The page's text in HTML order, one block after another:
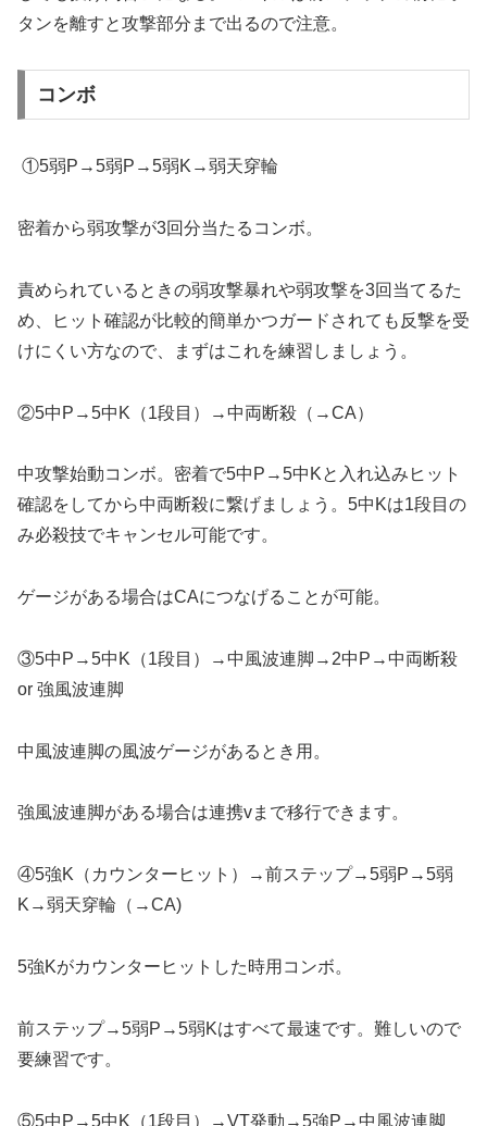
タンを離すと攻撃部分まで出るので注意。
コンボ
①5弱P→5弱P→5弱K→弱天穿輪
密着から弱攻撃が3回分当たるコンボ。
責められているときの弱攻撃暴れや弱攻撃を3回当てるた
め、ヒット確認が比較的簡単かつガードされても反撃を受
けにくい方なので、まずはこれを練習しましょう。
②5中P→5中K（1段目）→中両断殺（→CA）
中攻撃始動コンボ。密着で5中P→5中Kと入れ込みヒット
確認をしてから中両断殺に繋げましょう。5中Kは1段目の
み必殺技でキャンセル可能です。
ゲージがある場合はCAにつなげることが可能。
③5中P→5中K（1段目）→中風波連脚→2中P→中両断殺
or 強風波連脚
中風波連脚の風波ゲージがあるとき用。
強風波連脚がある場合は連携vまで移行できます。
④5強K（カウンターヒット）→前ステップ→5弱P→5弱
K→弱天穿輪（→CA)
5強Kがカウンターヒットした時用コンボ。
前ステップ→5弱P→5弱Kはすべて最速です。難しいので
要練習です。
⑤5中P→5中K（1段目）→VT発動→5強P→中風波連脚